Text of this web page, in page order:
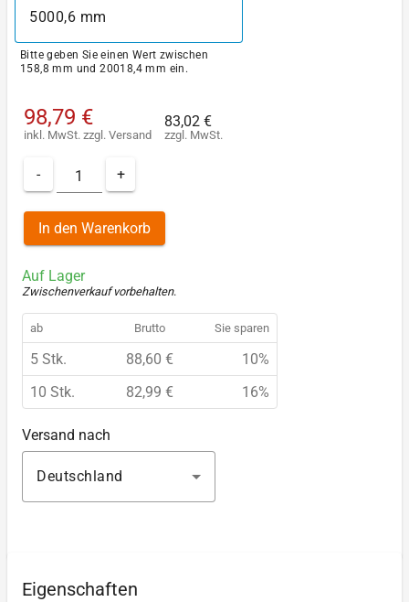
Bitte geben Sie einen Wert zwischen
158,8 mm und 20018,4 mm ein.
98,79 €
inkl. MwSt. zzgl. Versand
83,02 €
zzgl. MwSt.
- +
In den Warenkorb
Auf Lager
Zwischenverkauf vorbehalten.
ab Brutto Sie sparen
5 Stk. 88,60 €
10%
10 Stk.
82,99 € 16%
Versand nach
Deutschland
Eigenschaften